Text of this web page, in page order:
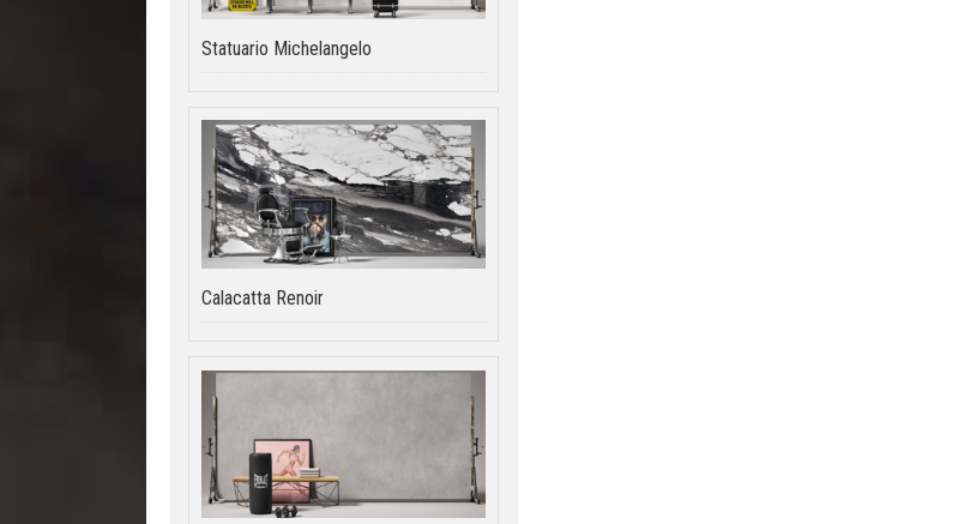
Statuario Michelangelo
Calacatta Renoir